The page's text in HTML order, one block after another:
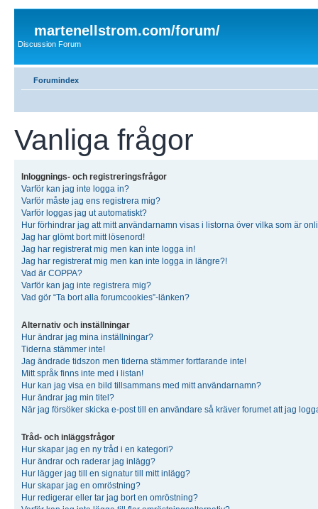
martenellstrom.com/forum/
Discussion Forum
Forumindex
Vanliga frågor
Inloggnings- och registreringsfrågor
Varför kan jag inte logga in?
Varför måste jag ens registrera mig?
Varför loggas jag ut automatiskt?
Hur förhindrar jag att mitt användarnamn visas i listorna över vilka som är
Jag har glömt bort mitt lösenord!
Jag har registrerat mig men kan inte logga in!
Jag har registrerat mig men kan inte logga in längre?!
Vad är COPPA?
Varför kan jag inte registrera mig?
Vad gör “Ta bort alla forumcookies”-länken?
Alternativ och inställningar
Hur ändrar jag mina inställningar?
Tiderna stämmer inte!
Jag ändrade tidszon men tiderna stämmer fortfarande inte!
Mitt språk finns inte med i listan!
Hur kan jag visa en bild tillsammans med mitt användarnamn?
Hur ändrar jag min titel?
När jag försöker skicka e-post till en användare så kräver forumet att jag
Tråd- och inläggsfrågor
Hur skapar jag en ny tråd i en kategori?
Hur ändrar och raderar jag inlägg?
Hur lägger jag till en signatur till mitt inlägg?
Hur skapar jag en omröstning?
Hur redigerar eller tar jag bort en omröstning?